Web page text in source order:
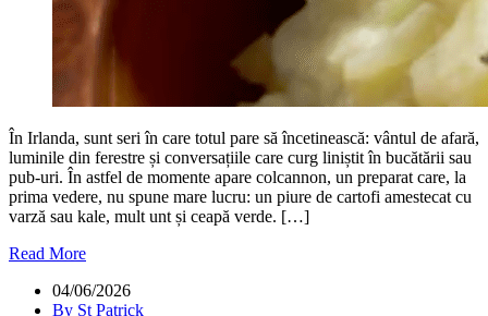
În Irlanda, sunt seri în care totul pare să încetinească: vântul de afară,
luminile din ferestre și conversațiile care curg liniștit în bucătării sau
pub-uri. În astfel de momente apare colcannon, un preparat care, la
prima vedere, nu spune mare lucru: un piure de cartofi amestecat cu
varză sau kale, mult unt și ceapă verde. […]
Read More
04/06/2026
By St Patrick